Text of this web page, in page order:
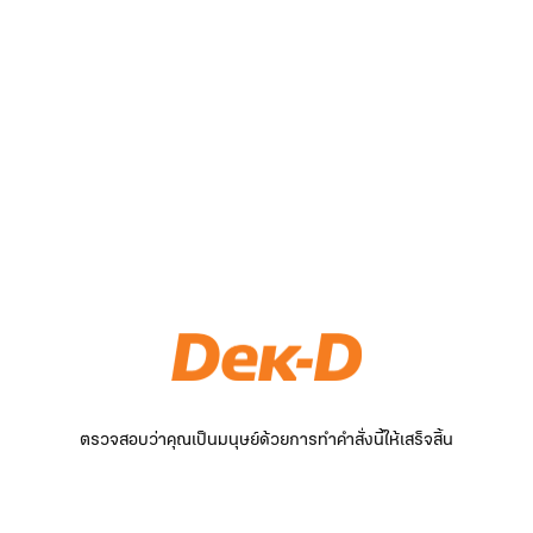
ตรวจสอบว่าคุณเป็นมนุษย์ด้วยการทำคำสั่งนี้ให้เสร็จสิ้น